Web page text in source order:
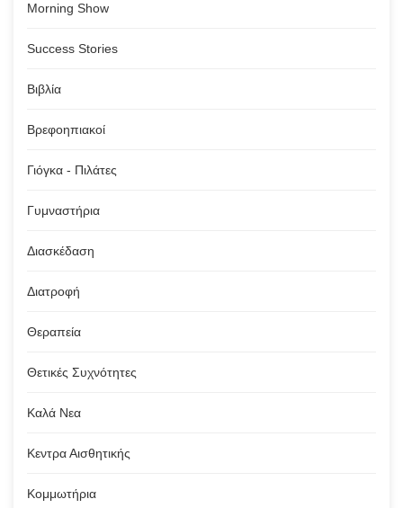
Morning Show
Success Stories
Βιβλία
Βρεφοηπιακοί
Γιόγκα - Πιλάτες
Γυμναστήρια
Διασκέδαση
Διατροφή
Θεραπεία
Θετικές Συχνότητες
Καλά Νεα
Κεντρα Αισθητικής
Κομμωτήρια